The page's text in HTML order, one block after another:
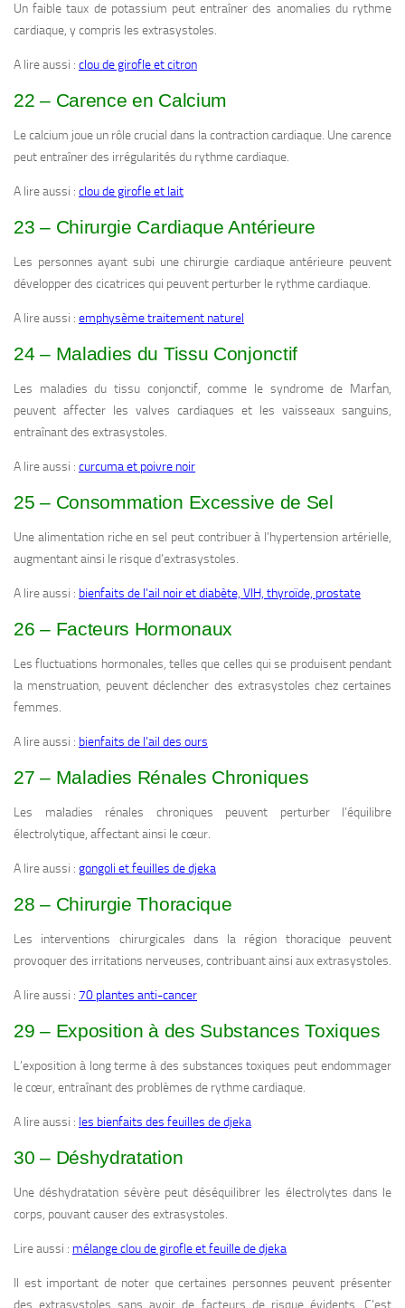
Un faible taux de potassium peut entraîner des anomalies du rythme
cardiaque, y compris les extrasystoles.
A lire aussi : clou de girofle et citron
22 – Carence en Calcium
Le calcium joue un rôle crucial dans la contraction cardiaque. Une carence
peut entraîner des irrégularités du rythme cardiaque.
A lire aussi : clou de girofle et lait
23 – Chirurgie Cardiaque Antérieure
Les personnes ayant subi une chirurgie cardiaque antérieure peuvent
développer des cicatrices qui peuvent perturber le rythme cardiaque.
A lire aussi : emphysème traitement naturel
24 – Maladies du Tissu Conjonctif
Les maladies du tissu conjonctif, comme le syndrome de Marfan,
peuvent affecter les valves cardiaques et les vaisseaux sanguins,
entraînant des extrasystoles.
A lire aussi : curcuma et poivre noir
25 – Consommation Excessive de Sel
Une alimentation riche en sel peut contribuer à l’hypertension artérielle,
augmentant ainsi le risque d’extrasystoles.
A lire aussi : bienfaits de l’ail noir et diabète, VIH, thyroïde, prostate
26 – Facteurs Hormonaux
Les fluctuations hormonales, telles que celles qui se produisent pendant
la menstruation, peuvent déclencher des extrasystoles chez certaines
femmes.
A lire aussi : bienfaits de l’ail des ours
27 – Maladies Rénales Chroniques
Les maladies rénales chroniques peuvent perturber l’équilibre
électrolytique, affectant ainsi le cœur.
A lire aussi : gongoli et feuilles de djeka
28 – Chirurgie Thoracique
Les interventions chirurgicales dans la région thoracique peuvent
provoquer des irritations nerveuses, contribuant ainsi aux extrasystoles.
A lire aussi : 70 plantes anti-cancer
29 – Exposition à des Substances Toxiques
L’exposition à long terme à des substances toxiques peut endommager
le cœur, entraînant des problèmes de rythme cardiaque.
A lire aussi : les bienfaits des feuilles de djeka
30 – Déshydratation
Une déshydratation sévère peut déséquilibrer les électrolytes dans le
corps, pouvant causer des extrasystoles.
Lire aussi : mélange clou de girofle et feuille de djeka
Il est important de noter que certaines personnes peuvent présenter